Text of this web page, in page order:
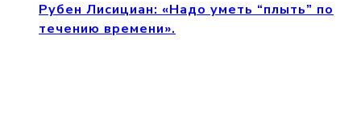
Рубен Лисициан: «Надо уметь “плыть” по
течению времени».